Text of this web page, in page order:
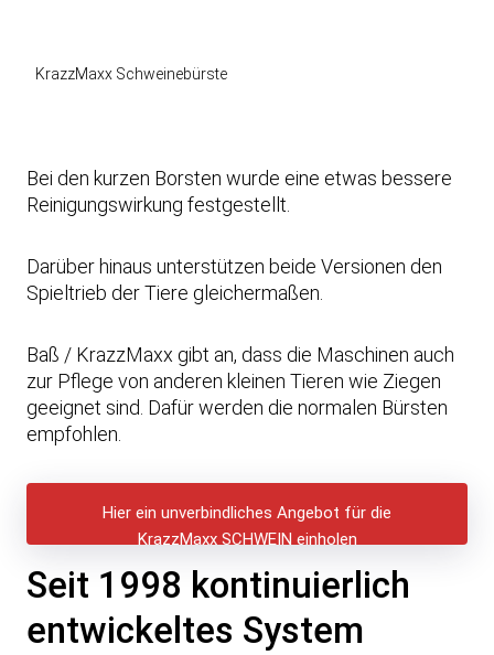
KrazzMaxx Schweinebürste
Bei den kurzen Borsten wurde eine etwas bessere
Reinigungswirkung festgestellt.
Darüber hinaus unterstützen beide Versionen den
Spieltrieb der Tiere gleichermaßen.
Baß / KrazzMaxx gibt an, dass die Maschinen auch
zur Pflege von anderen kleinen Tieren wie Ziegen
geeignet sind. Dafür werden die normalen Bürsten
empfohlen.
Hier ein unverbindliches Angebot für die
KrazzMaxx SCHWEIN einholen
Seit 1998 kontinuierlich
entwickeltes System
o
z
e
i
e
e
n
S
i
d
a
e